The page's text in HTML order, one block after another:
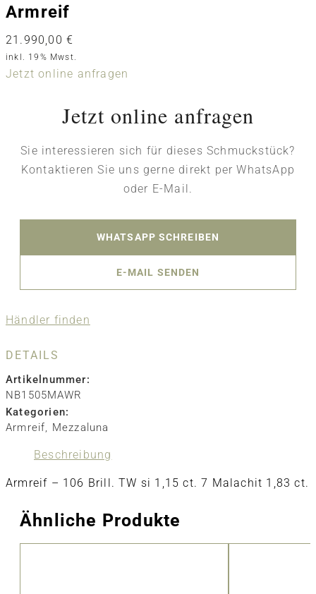
Armreif
21.990,00 €
inkl. 19% Mwst.
Jetzt online anfragen
Jetzt online anfragen
Sie interessieren sich für dieses Schmuckstück?
Kontaktieren Sie uns gerne direkt per WhatsApp
oder E-Mail.
WHATSAPP SCHREIBEN
E-MAIL SENDEN
Händler finden
DETAILS
Artikelnummer:
NB1505MAWR
Kategorien:
Armreif, Mezzaluna
Beschreibung
Armreif – 106 Brill. TW si 1,15 ct. 7 Malachit 1,83 ct.
Ähnliche Produkte